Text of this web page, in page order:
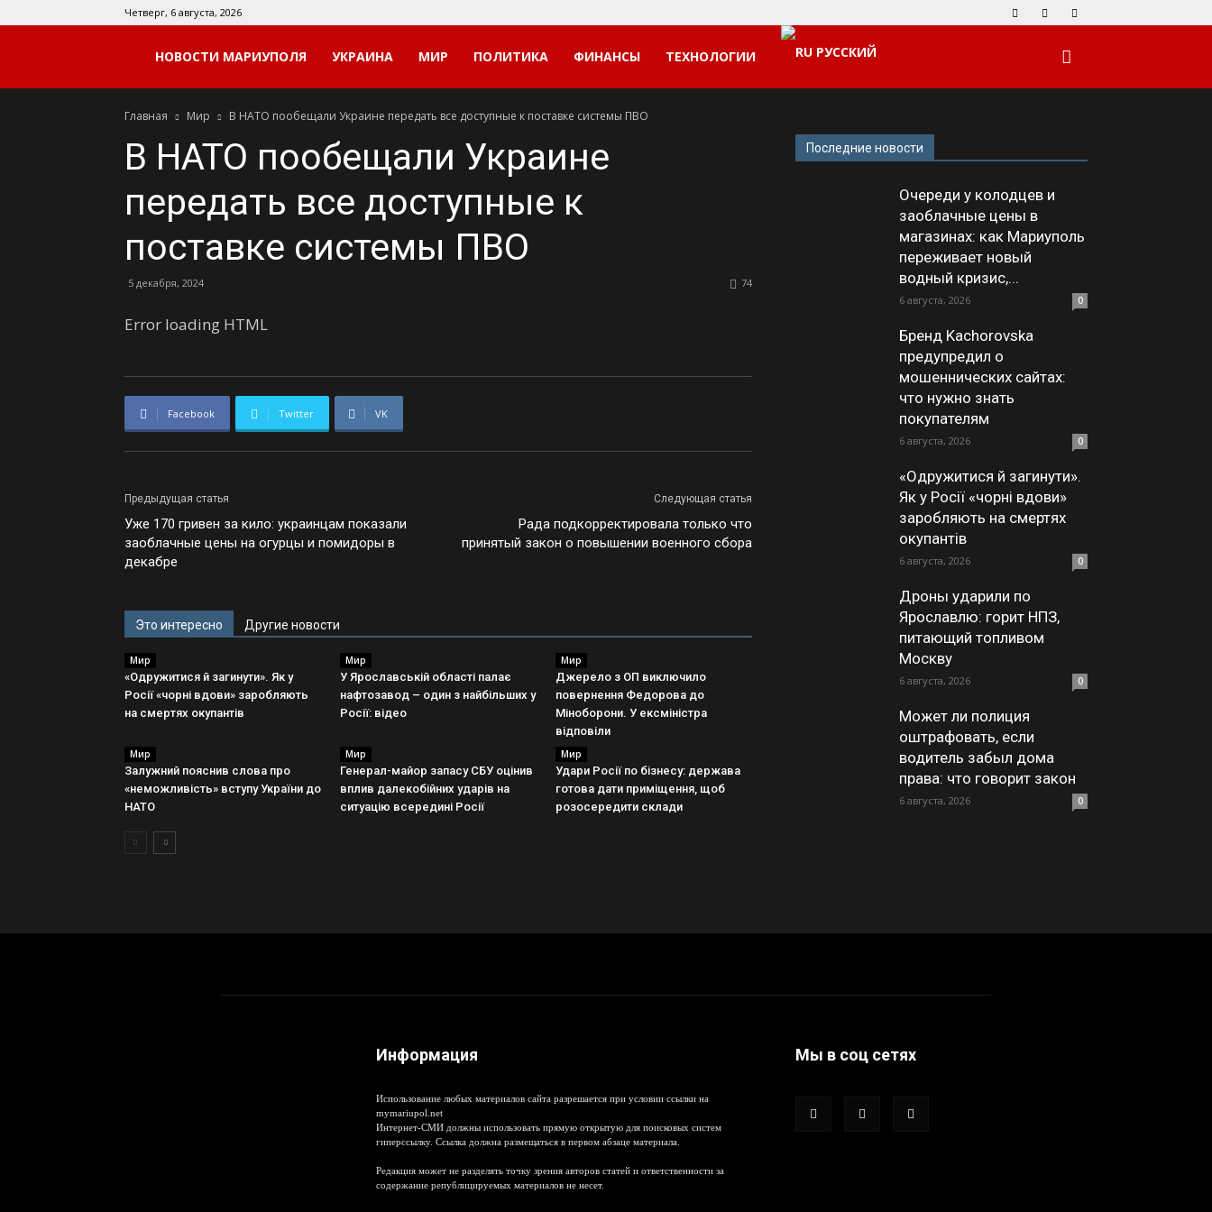
Четверг, 6 августа, 2026
Мой
Мариуполь
НОВОСТИ МАРИУПОЛЯ УКРАИНА МИР ПОЛИТИКА ФИНАНСЫ ТЕХНОЛОГИИ РУССКИЙ
Главная Мир В НАТО пообещали Украине передать все доступные к поставке системы ПВО
В НАТО пообещали Украине
передать все доступные к
поставке системы ПВО
5 декабря, 2024 74
Error loading HTML
Facebook Twitter VK
Предыдущая статья
Уже 170 гривен за кило: украинцам показали
заоблачные цены на огурцы и помидоры в
декабре
Следующая статья
Рада подкорректировала только что
принятый закон о повышении военного сбора
Это интересно Другие новости
Мир
«Одружитися й загинути». Як у
Росії «чорні вдови» заробляють
на смертях окупантів
Мир
У Ярославській області палає
нафтозавод – один з найбільших у
Росії: відео
Мир
Джерело з ОП виключило
повернення Федорова до
Міноборони. У ексміністра
відповіли
Мир
Залужний пояснив слова про
«неможливість» вступу України до
НАТО
Мир
Генерал-майор запасу СБУ оцінив
вплив далекобійних ударів на
ситуацію всередині Росії
Мир
Удари Росії по бізнесу: держава
готова дати приміщення, щоб
розосередити склади
Последние новости
Очереди у колодцев и
заоблачные цены в
магазинах: как Мариуполь
переживает новый
водный кризис,...
6 августа, 2026 0
Бренд Kachorovska
предупредил о
мошеннических сайтах:
что нужно знать
покупателям
6 августа, 2026 0
«Одружитися й загинути».
Як у Росії «чорні вдови»
заробляють на смертях
окупантів
6 августа, 2026 0
Дроны ударили по
Ярославлю: горит НПЗ,
питающий топливом
Москву
6 августа, 2026 0
Может ли полиция
оштрафовать, если
водитель забыл дома
права: что говорит закон
6 августа, 2026 0
Информация
Использование любых материалов сайта разрешается при условии ссылки на
mymariupol.net
Интернет-СМИ должны использовать прямую открытую для поисковых систем
гиперссылку. Ссылка должна размещаться в первом абзаце материала.
Редакция может не разделять точку зрения авторов статей и ответственности за
содержание републицируемых материалов не несет.
Мы в соц сетях